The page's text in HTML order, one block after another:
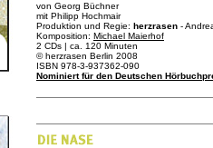
von Georg Büchner
mit Philipp Hochmair
Produktion und Regie: herzrasen -
Komposition: Michael Maierhof
2 CDs | ca. 120 Minuten
© herzrasen Berlin 2008
ISBN 978-3-937362-090
Nominiert für den Deutschen